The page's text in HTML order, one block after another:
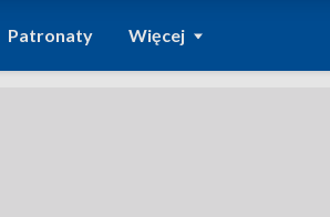
Patronaty Więcej